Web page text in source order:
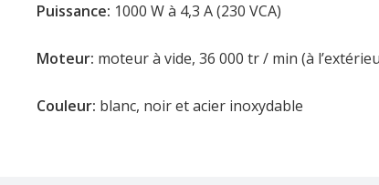
Puissance: 1000 W à 4,3 A (230 VCA)
Moteur: moteur à vide, 36 000 tr / min (à
Couleur: blanc, noir et acier inoxydable